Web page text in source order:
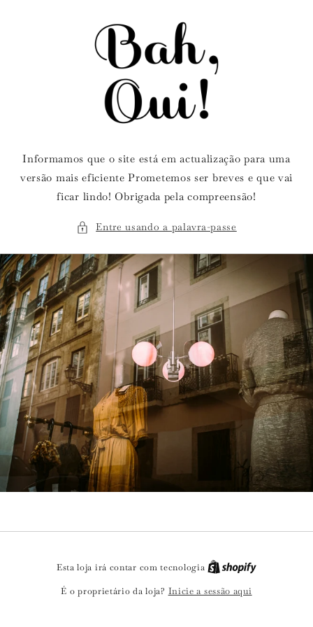
Informamos que o site está em actualização para uma
versão mais eficiente Prometemos ser breves e que vai
ficar lindo! Obrigada pela compreensão!
Entre usando a palavra-passe
Esta loja irá contar com tecnologia
É o proprietário da loja? Inicie a sessão aqui